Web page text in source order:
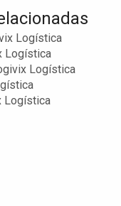
Logística
Logística
Logística
Logística